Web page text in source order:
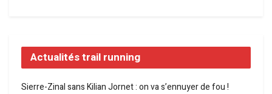
Actualités trail running
Sierre-Zinal sans Kilian Jornet : on va s’ennuyer de fou !